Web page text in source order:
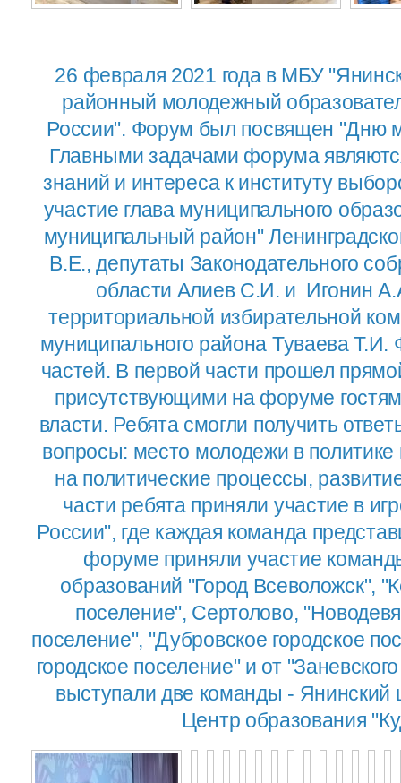
26 февраля 2021 года в МБУ
районный молодежный
России". Форум был посвящен "Дню
Главными задачами форума
знаний и интереса к институту
участие глава муниципального
муниципальный район"
В.Е., депутаты Законодательного
области Алиев С.И. и Игонин
территориальной избирательной
муниципального района Туваева Т.И.
частей. В первой части прошел
присутствующими на форуме
власти. Ребята смогли получить
вопросы: место молодежи в политике
на политические процессы,
части ребята приняли участие в
России", где каждая команда
форуме приняли участие
образований "Город Всеволожск",
поселение", Сертолово,
поселение", "Дубровское городское
городское поселение" и от
выступали две команды - Янинский
Центр образования